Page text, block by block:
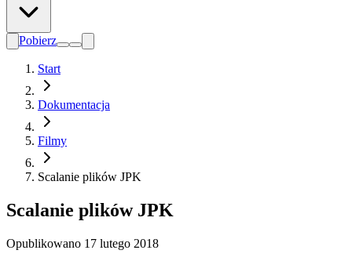
Pobierz
Start
Dokumentacja
Filmy
Scalanie plików JPK
Scalanie plików JPK
Opublikowano 17 lutego 2018